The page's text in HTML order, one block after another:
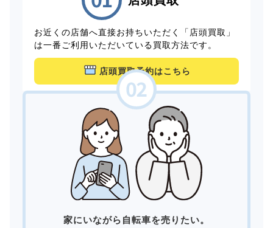
お近くの店舗へ直接お持ちいただく「店頭買取」
は一番ご利用いただいている買取方法です。
店頭買取予約はこちら
家にいながら自転車を売りたい。